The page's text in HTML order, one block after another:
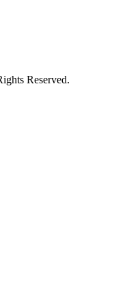
Reserved.